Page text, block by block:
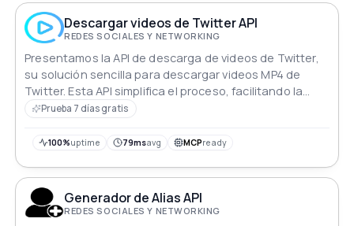
Descargar videos de Twitter API
REDES SOCIALES Y NETWORKING
Presentamos la API de descarga de videos de Twitter,
su solución sencilla para descargar videos MP4 de
Twitter. Esta API simplifica el proceso, facilitando la
recuperación y el guardado de videos de tuits con
Prueba 7 días gratis
100%uptime 79msavg MCPready
Generador de Alias API
REDES SOCIALES Y NETWORKING